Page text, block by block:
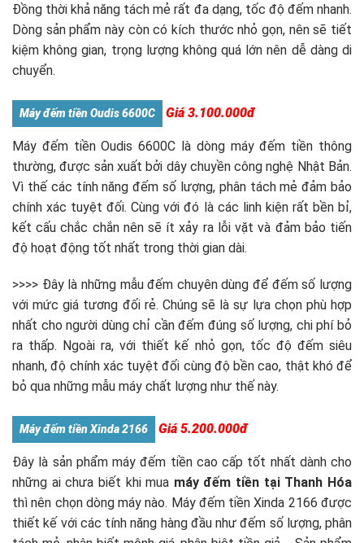
Đồng thời khả năng tách mẻ rất đa dạng, tốc độ đếm nhanh.
Dòng sản phẩm này còn có kích thước nhỏ gọn, nên sẽ tiết
kiệm không gian, trọng lượng không quá lớn nên dễ dàng di
chuyển.
Máy đếm tiền Oudis 6600C Giá 3.100.000đ
Máy đếm tiền Oudis 6600C là dòng máy đếm tiền thông
thường, được sản xuất bởi dây chuyền công nghệ Nhật Bản.
Vì thế các tính năng đếm số lượng, phân tách mẻ đảm bảo
chính xác tuyệt đối. Cùng với đó là các linh kiện rất bền bỉ,
kết cấu chắc chắn nên sẽ ít xảy ra lỗi vặt và đảm bảo tiến
độ hoạt động tốt nhất trong thời gian dài.
>>>> Đây là những mẫu đếm chuyên dùng để đếm số lượng
với mức giá tương đối rẻ. Chúng sẽ là sự lựa chọn phù hợp
nhất cho người dùng chỉ cần đếm đúng số lượng, chi phí bỏ
ra thấp. Ngoài ra, với thiết kế nhỏ gọn, tốc độ đếm siêu
nhanh, độ chính xác tuyệt đối cùng độ bền cao, thật khó để
bỏ qua những mẫu máy chất lượng như thế này.
Máy đếm tiền Xinda 2166 Giá 5.200.000đ
Đây là sản phẩm máy đếm tiền cao cấp tốt nhất dành cho
những ai chưa biết khi mua máy đếm tiền tại Thanh Hóa
thì nên chọn dòng máy nào. Máy đếm tiền Xinda 2166 được
thiết kế với các tính năng hàng đầu như đếm số lượng, phân